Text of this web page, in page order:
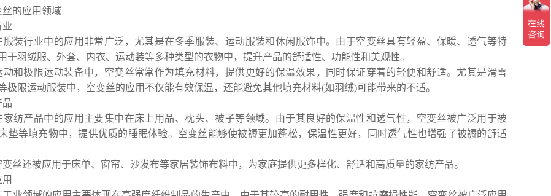
丝的应用领域
业
服装行业中的应用非常广泛，尤其是在冬季服装、运动服装和休闲服饰中。由于空变丝具有轻盈、保暖、透气等特
于羽绒服、外套、内衣、运动装等多种类型的衣物中，提升产品的舒适性、功能性和美观性。
动和极限运动装备中，空变丝常常作为填充材料，提供更好的保温效果，同时保证穿着的轻便和舒适。尤其是滑雪
极限运动服装中，空变丝的应用不仅能有效保温，还能避免其他填充材料(如羽绒)可能带来的不适。
品
家纺产品中的应用主要集中在床上用品、枕头、被子等领域。由于其良好的保温性和透气性，空变丝被广泛用于被
垫等填充物中，提供优质的睡眠体验。空变丝能够使被褥更加蓬松，保温性更好，同时透气性也增强了被褥的舒适
变丝还被应用于床单、窗帘、沙发布等家居装饰布料中，为家庭提供更多样化、舒适和高质量的家纺产品。